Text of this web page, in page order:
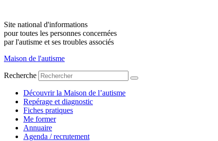
Site national d'informations
pour toutes les personnes concernées
par l'autisme et ses troubles associés
Maison de l'autisme
Recherche
Découvrir la Maison de l’autisme
Repérage et diagnostic
Fiches pratiques
Me former
Annuaire
Agenda / recrutement